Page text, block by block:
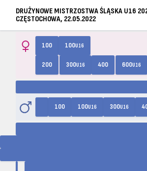
DRUŻYNOWE MISTRZOSTWA ŚLĄSKA U16
CZĘSTOCHOWA, 22.05.2022
100 100U16
200 300U16 400 600U16
100 100U16 300U16